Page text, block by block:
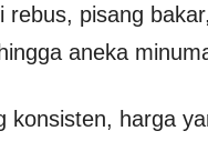
rebus, pisang
aneka
konsisten, harga